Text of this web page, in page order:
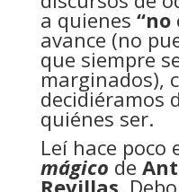
a quienes
avance (no
que siempre
marginados),
decidiéramos
quiénes ser.
Leí hace poco
mágico de
Revillas.